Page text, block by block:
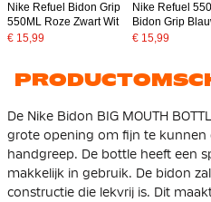
Nike Refuel Bidon Grip
550ML Roze Zwart Wit
€ 15,99
Nike Refuel
Bidon Grip
Wit
€ 15,99
De Nike Bidon BIG MOUTH
grote opening om fijn te kunnen
handgreep. De bottle heeft een
makkelijk in gebruik. De bidon
constructie die lekvrij is. Dit